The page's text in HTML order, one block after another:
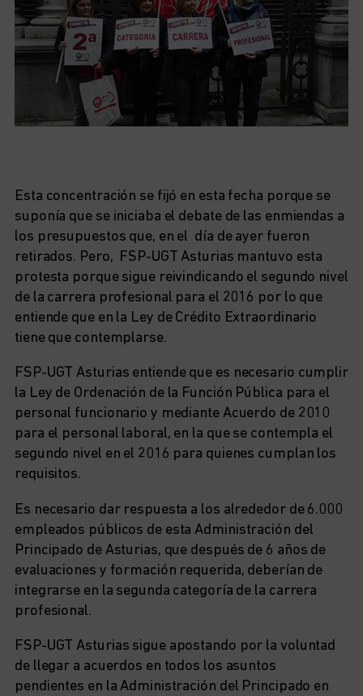
Esta concentración se fijó en esta fecha porque se
suponía que se iniciaba el debate de las enmiendas a
los presupuestos que, en el día de ayer fueron
retirados. Pero, FSP-UGT Asturias mantuvo esta
protesta porque sigue reivindicando el segundo nivel
de la carrera profesional para el 2016 por lo que
entiende que en la Ley de Crédito Extraordinario
tiene que contemplarse.
FSP-UGT Asturias entiende que es necesario cumplir
la Ley de Ordenación de la Función Pública para el
personal funcionario y mediante Acuerdo de 2010
para el personal laboral, en la que se contempla el
segundo nivel en el 2016 para quienes cumplan los
requisitos.
Es necesario dar respuesta a los alrededor de 6.000
empleados públicos de esta Administración del
Principado de Asturias, que después de 6 años de
evaluaciones y formación requerida, deberían de
integrarse en la segunda categoría de la carrera
profesional.
FSP-UGT Asturias sigue apostando por la voluntad
de llegar a acuerdos en todos los asuntos
pendientes en la Administración del Principado en